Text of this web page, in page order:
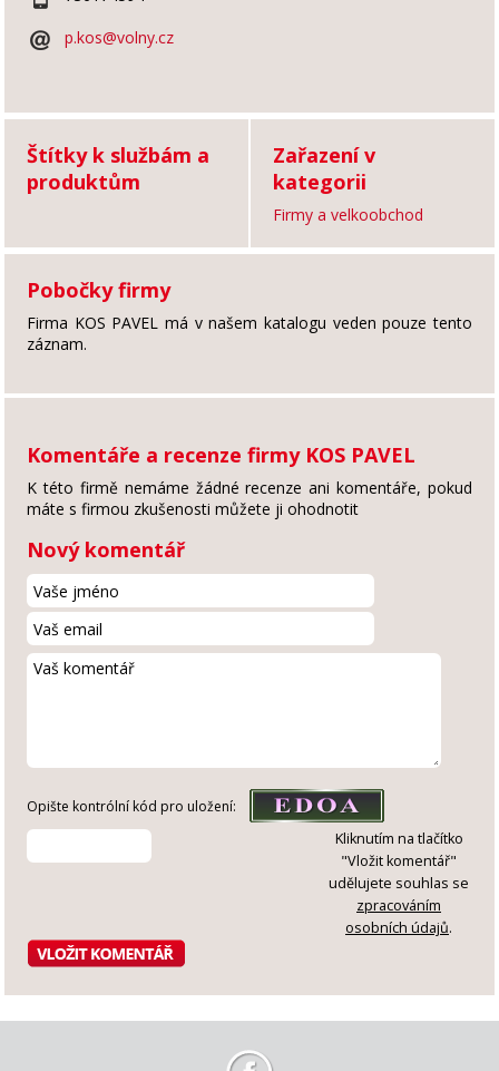
p.kos@volny.cz
Štítky k službám a
produktům
Zařazení v
kategorii
Firmy a velkoobchod
Pobočky firmy
Firma KOS PAVEL má v našem katalogu veden pouze tento
záznam.
Komentáře a recenze firmy KOS PAVEL
K této firmě nemáme žádné recenze ani komentáře, pokud
máte s firmou zkušenosti můžete ji ohodnotit
Nový komentář
Opište kontrólní kód pro uložení:
Kliknutím na tlačítko
"Vložit komentář"
udělujete souhlas se
zpracováním
osobních údajů.